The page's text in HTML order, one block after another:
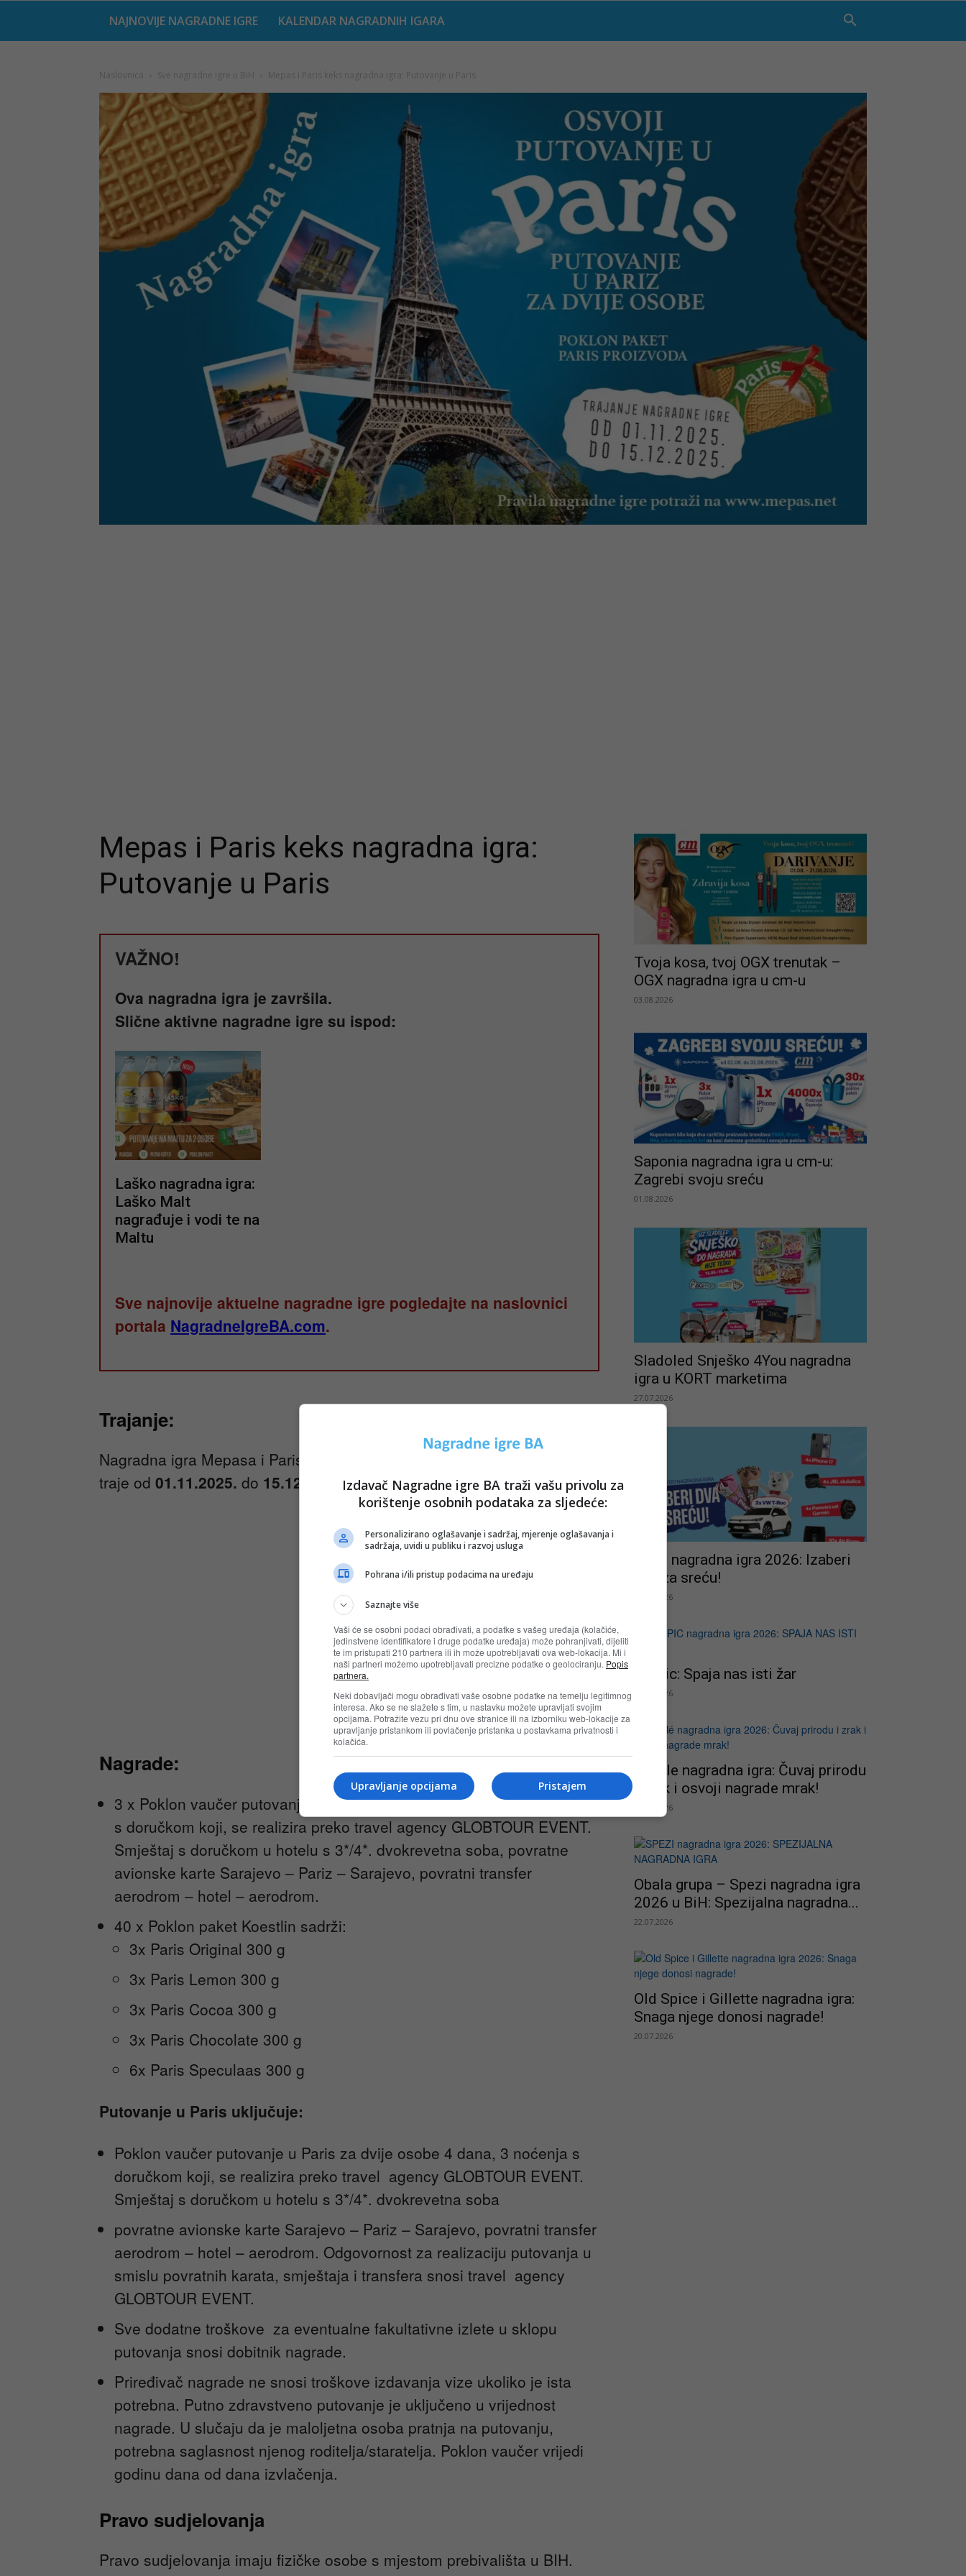
NAJNOVIJE NAGRADNE IGRE KALENDAR NAGRADNIH IGARA
Naslovnica Sve nagradne igre u BiH Mepas i Paris keks nagradna igra: Putovanje u Paris
Mepas i Paris keks nagradna igra:
Putovanje u Paris
VAŽNO!
Ova nagradna igra je završila.
Slične aktivne nagradne igre su ispod:
Laško nagradna igra:
Laško Malt
nagrađuje i vodi te na
Maltu
Sve najnovije aktuelne nagradne igre pogledajte na naslovnici
portala NagradneIgreBA.com.
Trajanje:
Nagradna igra Mepasa i Paris keksa od Koestilna za putovanje u Paris
traje od 01.11.2025. do 15.12.2025.
Nagrade:
3 x Poklon vaučer putovanje u Paris za dvije osobe 4 dana, 3 noćenja
s doručkom koji, se realizira preko travel agency GLOBTOUR EVENT.
Smještaj s doručkom u hotelu s 3*/4*. dvokrevetna soba, povratne
avionske karte Sarajevo – Pariz – Sarajevo, povratni transfer
aerodrom – hotel – aerodrom.
40 x Poklon paket Koestlin sadrži:
3x Paris Original 300 g
3x Paris Lemon 300 g
3x Paris Cocoa 300 g
3x Paris Chocolate 300 g
6x Paris Speculaas 300 g
Putovanje u Paris uključuje:
Poklon vaučer putovanje u Paris za dvije osobe 4 dana, 3 noćenja s
doručkom koji, se realizira preko travel agency GLOBTOUR EVENT.
Smještaj s doručkom u hotelu s 3*/4*. dvokrevetna soba
povratne avionske karte Sarajevo – Pariz – Sarajevo, povratni transfer
aerodrom – hotel – aerodrom. Odgovornost za realizaciju putovanja u
smislu povratnih karata, smještaja i transfera snosi travel agency
GLOBTOUR EVENT.
Sve dodatne troškove za eventualne fakultativne izlete u sklopu
putovanja snosi dobitnik nagrade.
Priređivač nagrade ne snosi troškove izdavanja vize ukoliko je ista
potrebna. Putno zdravstveno putovanje je uključeno u vrijednost
nagrade. U slučaju da je maloljetna osoba pratnja na putovanju,
potrebna saglasnost njenog roditelja/staratelja. Poklon vaučer vrijedi
godinu dana od dana izvlačenja.
Pravo sudjelovanja
Pravo sudjelovanja imaju fizičke osobe s mjestom prebivališta u BIH.
Tvoja kosa, tvoj OGX trenutak –
OGX nagradna igra u cm-u
03.08.2026
Saponia nagradna igra u cm-u:
Zagrebi svoju sreću
01.08.2026
Sladoled Snješko 4You nagradna
igra u KORT marketima
27.07.2026
Ledo nagradna igra 2026: Izaberi
dva za sreću!
25.07.2026
Tropic: Spaja nas isti žar
23.07.2026
Nestle nagradna igra: Čuvaj prirodu
i zrak i osvoji nagrade mrak!
22.07.2026
Obala grupa – Spezi nagradna igra
2026 u BiH: Spezijalna nagradna...
22.07.2026
Old Spice i Gillette nagradna igra:
Snaga njege donosi nagrade!
20.07.2026
Izdavač Nagradne igre BA traži vašu privolu za
korištenje osobnih podataka za sljedeće:
Personalizirano oglašavanje i sadržaj, mjerenje oglašavanja i
sadržaja, uvidi u publiku i razvoj usluga
Pohrana i/ili pristup podacima na uređaju
Saznajte više
Vaši će se osobni podaci obrađivati, a podatke s vašeg uređaja (kolačiće,
jedinstvene identifikatore i druge podatke uređaja) može pohranjivati, dijeliti
te im pristupati 210 partnera ili ih može upotrebljavati ova web-lokacija. Mi i
naši partneri možemo upotrebljavati precizne podatke o geolociranju. Popis
partnera.
Neki dobavljači mogu obrađivati vaše osobne podatke na temelju legitimnog
interesa. Ako se ne slažete s tim, u nastavku možete upravljati svojim
opcijama. Potražite vezu pri dnu ove stranice ili na izborniku web-lokacije za
upravljanje pristankom ili povlačenje pristanka u postavkama privatnosti i
kolačića.
Pristajem
Upravljanje opcijama